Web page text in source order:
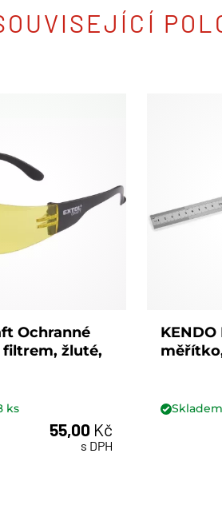
Ochranné
filtrem, žluté,
ks
55,00 Kč
s DPH
KENDO